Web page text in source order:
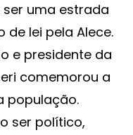
uma estrada
lei pela Alece.
e presidente da
comemorou a
população.
ser político,